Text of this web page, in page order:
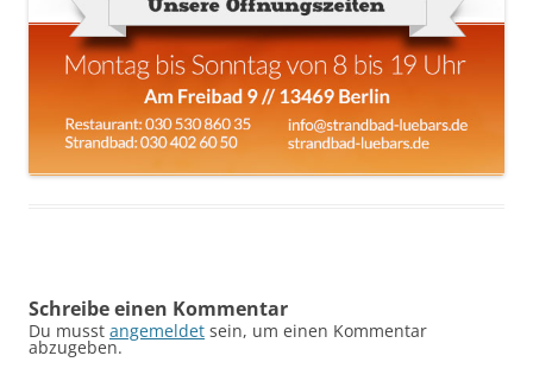
Schreibe einen Kommentar
Du musst angemeldet sein, um einen Kommentar
abzugeben.